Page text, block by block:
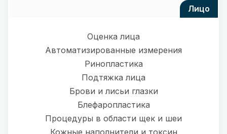
лицо
Оценка лица
Автоматизированные измерения
Ринопластика
Подтяжка лица
Брови и лисьи глазки
Блефаропластика
Процедуры в области щек и шеи